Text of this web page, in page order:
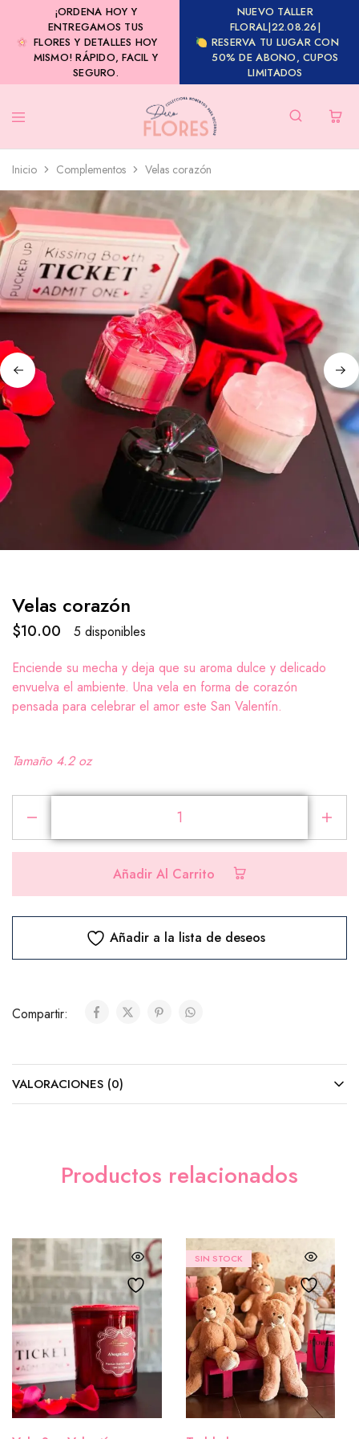
¡ORDENA HOY Y
ENTREGAMOS TUS
FLORES Y DETALLES HOY
MISMO! RÁPIDO, FACIL Y
SEGURO.
NUEVO TALLER
FLORAL|22.08.26|
RESERVA TU LUGAR CON
50% DE ABONO, CUPOS
LIMITADOS
Inicio Complementos Velas corazón
Velas corazón
$10.00
5 disponibles
Enciende su mecha y deja que su aroma dulce y delicado
envuelva el ambiente. Una vela en forma de corazón
pensada para celebrar el amor este San Valentín.
Tamaño 4.2 oz
Añadir Al Carrito
Añadir a la lista de deseos
Compartir:
VALORACIONES (0)
Productos relacionados
SIN STOCK